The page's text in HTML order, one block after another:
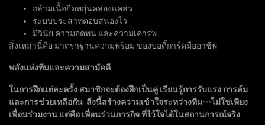
กล้ามเนื้อยืดหยุ่นคล่องแคล่ว
ระบบประสาทตอบสนองไว
มีวินัย ความอดทน และความเคารพ
สิ่งเหล่านี้คือ มาตราฐานความพร้อม ของบอดี้การ์ดมืออาชีพ
พลังแห่งทีมและความสามัคคี
ในการฝึกแต่ละครั้ง สมาชิกจะต้องฝึกเป็นคู่ เรียนรู้การรับแรง การล้ม
และการช่วยเหลือกัน สิ่งนี้สร้างความเข้าใจระหว่างทีม---ไม่ใช่เพียง
เพื่อนร่วมงาน แต่คือ เพื่อนร่วมภารกิจ ที่ไว้ใจได้ในสถานการณ์จริง